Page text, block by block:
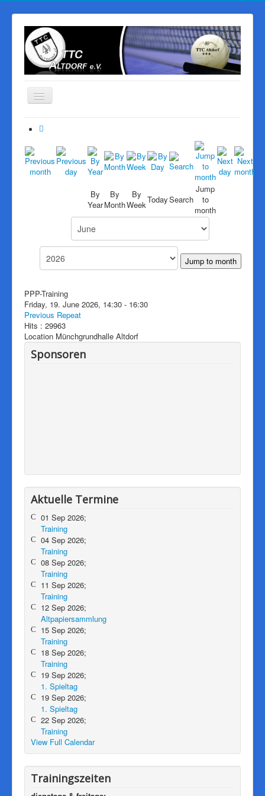
Navigation
an/aus
Start
Der Verein
Mannschaften
Galerie
Downloads
Pressearchiv
Herzlich willkommen auf der
Internetseite von Südbadens
mitgliedsstärkstem
By
Year
By
Month
By
WeekTodaySearch
Jump
to
month
Jump to month
PPP-Training
Friday, 19. June 2026, 14:30 - 16:30
Previous Repeat
Hits : 29963
Location Münchgrundhalle Altdorf
Sponsoren
Aktuelle Termine
01 Sep 2026;
Training
04 Sep 2026;
Training
08 Sep 2026;
Training
11 Sep 2026;
Training
12 Sep 2026;
Altpapiersammlung
15 Sep 2026;
Training
18 Sep 2026;
Training
19 Sep 2026;
1. Spieltag
19 Sep 2026;
1. Spieltag
22 Sep 2026;
Training
View Full Calendar
Trainingszeiten